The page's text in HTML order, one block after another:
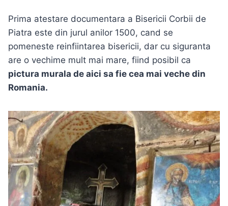
Prima atestare documentara a Bisericii Corbii de
Piatra este din jurul anilor 1500, cand se
pomeneste reinfiintarea bisericii, dar cu siguranta
are o vechime mult mai mare, fiind posibil ca
pictura murala de aici sa fie cea mai veche din
Romania.